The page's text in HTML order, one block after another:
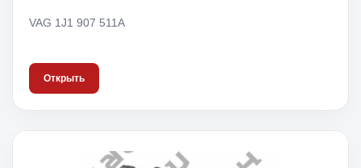
VAG 1J1 907 511A
Открыть